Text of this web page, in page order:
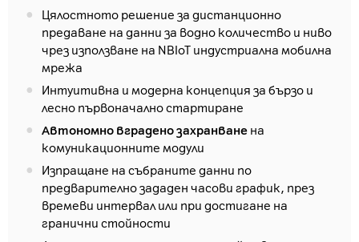
Цялостното решение за дистанционно
предаване на данни за водно количество и ниво
чрез използване на NBIoT индустриална мобилна
мрежа
Интуитивна и модерна концепция за бързо и
лесно първоначално стартиране
Автономно вградено захранване на
комуникационните модули
Изпращане на събраните данни по
предварително зададен часови график, през
времеви интервал или при достигане на
гранични стойности